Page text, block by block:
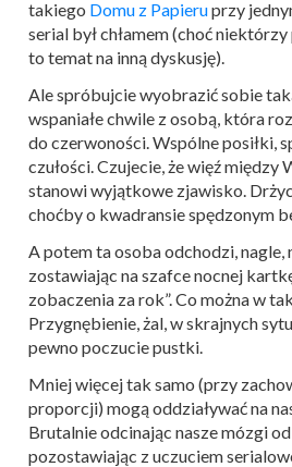
takiego Domu z Papieruprzy
serial był chłamem (choć
to temat na inną dyskusję).
Ale spróbujcie wyobrazić sobie
wspaniałe chwile z osobą, która
do czerwoności. Wspólne posiłki,
czułości. Czujecie, że więź między
stanowi wyjątkowe zjawisko.
choćby o kwadransie spędzonym
A potem ta osoba odchodzi, nagle,
zostawiając na szafce nocnej
zobaczenia za rok”. Co można w
Przygnębienie, żal, w skrajnych
pewno poczucie pustki.
Mniej więcej tak samo (przy
proporcji) mogą oddziaływać na
Brutalnie odcinając nasze mózgi
pozostawiając z uczuciem